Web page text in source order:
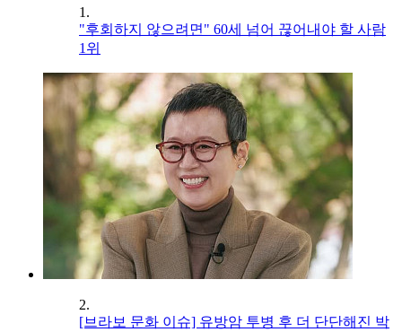
1.
"후회하지 않으려면" 60세 넘어 끊어내야 할 사람
1위
2.
[브라보 문화 이슈] 유방암 투병 후 더 단단해진 박